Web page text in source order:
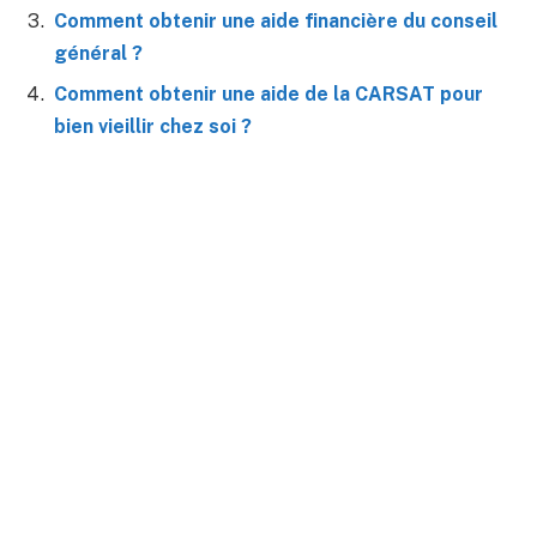
Comment obtenir une aide financière du conseil
général ?
Comment obtenir une aide de la CARSAT pour
bien vieillir chez soi ?